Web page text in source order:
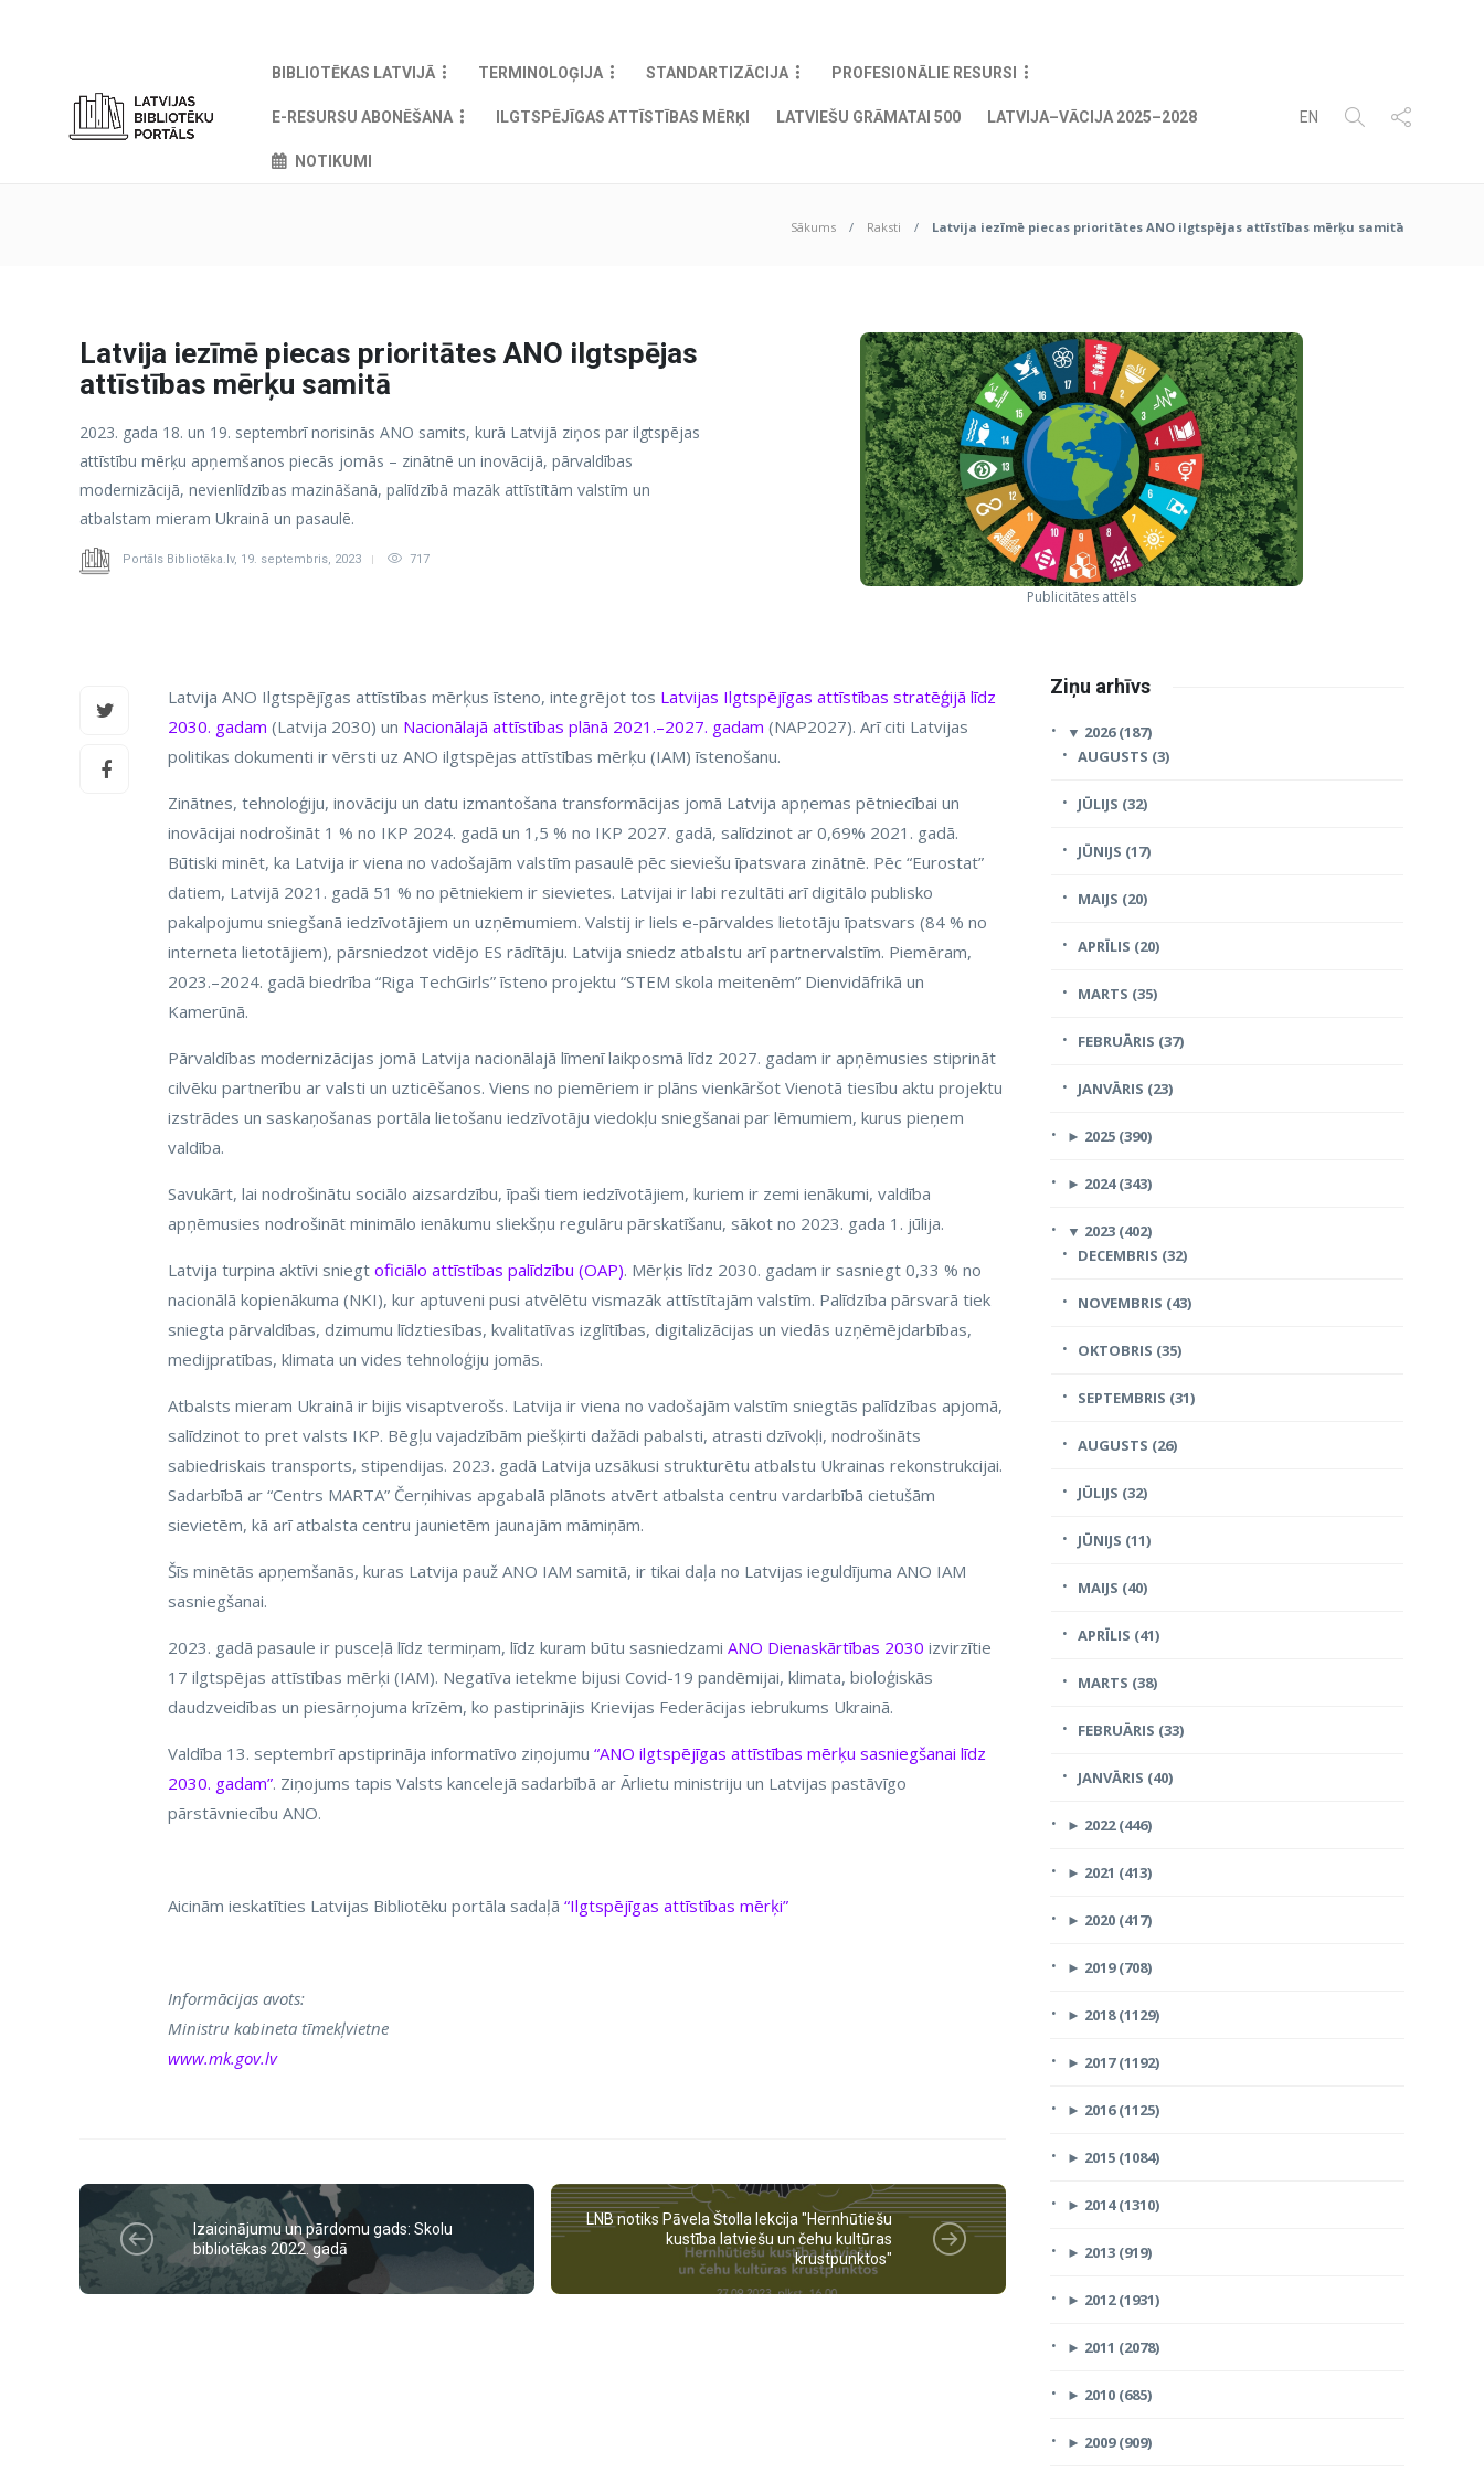
BIBLIOTĒKAS LATVIJĀ TERMINOLOĢIJA STANDARTIZĀCIJA PROFESIONĀLIE RESURSI
E-RESURSU ABONĒŠANA ILGTSPĒJĪGAS ATTĪSTĪBAS MĒRĶI LATVIEŠU GRĀMATAI 500 LATVIJA–VĀCIJA 2025–2028
NOTIKUMI
EN
Sākums Raksti Latvija iezīmē piecas prioritātes ANO ilgtspējas attīstības mērķu samitā
Latvija iezīmē piecas prioritātes ANO ilgtspējas
attīstības mērķu samitā
2023. gada 18. un 19. septembrī norisinās ANO samits, kurā Latvijā ziņos par ilgtspējas
attīstību mērķu apņemšanos piecās jomās – zinātnē un inovācijā, pārvaldības
modernizācijā, nevienlīdzības mazināšanā, palīdzībā mazāk attīstītām valstīm un
atbalstam mieram Ukrainā un pasaulē.
Portāls Bibliotēka.lv, 19. septembris, 2023 717
Publicitātes attēls
Latvija ANO Ilgtspējīgas attīstības mērķus īsteno, integrējot tos Latvijas Ilgtspējīgas attīstības stratēģijā līdz
2030. gadam (Latvija 2030) un Nacionālajā attīstības plānā 2021.–2027. gadam (NAP2027). Arī citi Latvijas
politikas dokumenti ir vērsti uz ANO ilgtspējas attīstības mērķu (IAM) īstenošanu.
Zinātnes, tehnoloģiju, inovāciju un datu izmantošana transformācijas jomā Latvija apņemas pētniecībai un
inovācijai nodrošināt 1 % no IKP 2024. gadā un 1,5 % no IKP 2027. gadā, salīdzinot ar 0,69% 2021. gadā.
Būtiski minēt, ka Latvija ir viena no vadošajām valstīm pasaulē pēc sieviešu īpatsvara zinātnē. Pēc “Eurostat”
datiem, Latvijā 2021. gadā 51 % no pētniekiem ir sievietes. Latvijai ir labi rezultāti arī digitālo publisko
pakalpojumu sniegšanā iedzīvotājiem un uzņēmumiem. Valstij ir liels e-pārvaldes lietotāju īpatsvars (84 % no
interneta lietotājiem), pārsniedzot vidējo ES rādītāju. Latvija sniedz atbalstu arī partnervalstīm. Piemēram,
2023.–2024. gadā biedrība “Riga TechGirls” īsteno projektu “STEM skola meitenēm” Dienvidāfrikā un
Kamerūnā.
Pārvaldības modernizācijas jomā Latvija nacionālajā līmenī laikposmā līdz 2027. gadam ir apņēmusies stiprināt
cilvēku partnerību ar valsti un uzticēšanos. Viens no piemēriem ir plāns vienkāršot Vienotā tiesību aktu projektu
izstrādes un saskaņošanas portāla lietošanu iedzīvotāju viedokļu sniegšanai par lēmumiem, kurus pieņem
valdība.
Savukārt, lai nodrošinātu sociālo aizsardzību, īpaši tiem iedzīvotājiem, kuriem ir zemi ienākumi, valdība
apņēmusies nodrošināt minimālo ienākumu sliekšņu regulāru pārskatīšanu, sākot no 2023. gada 1. jūlija.
Latvija turpina aktīvi sniegt oficiālo attīstības palīdzību (OAP). Mērķis līdz 2030. gadam ir sasniegt 0,33 % no
nacionālā kopienākuma (NKI), kur aptuveni pusi atvēlētu vismazāk attīstītajām valstīm. Palīdzība pārsvarā tiek
sniegta pārvaldības, dzimumu līdztiesības, kvalitatīvas izglītības, digitalizācijas un viedās uzņēmējdarbības,
medijpratības, klimata un vides tehnoloģiju jomās.
Atbalsts mieram Ukrainā ir bijis visaptverošs. Latvija ir viena no vadošajām valstīm sniegtās palīdzības apjomā,
salīdzinot to pret valsts IKP. Bēgļu vajadzībām piešķirti dažādi pabalsti, atrasti dzīvokļi, nodrošināts
sabiedriskais transports, stipendijas. 2023. gadā Latvija uzsākusi strukturētu atbalstu Ukrainas rekonstrukcijai.
Sadarbībā ar “Centrs MARTA” Čerņihivas apgabalā plānots atvērt atbalsta centru vardarbībā cietušām
sievietēm, kā arī atbalsta centru jaunietēm jaunajām māmiņām.
Šīs minētās apņemšanās, kuras Latvija pauž ANO IAM samitā, ir tikai daļa no Latvijas ieguldījuma ANO IAM
sasniegšanai.
2023. gadā pasaule ir pusceļā līdz termiņam, līdz kuram būtu sasniedzami ANO Dienaskārtības 2030 izvirzītie
17 ilgtspējas attīstības mērķi (IAM). Negatīva ietekme bijusi Covid-19 pandēmijai, klimata, bioloģiskās
daudzveidības un piesārņojuma krīzēm, ko pastiprinājis Krievijas Federācijas iebrukums Ukrainā.
Valdība 13. septembrī apstiprināja informatīvo ziņojumu “ANO ilgtspējīgas attīstības mērķu sasniegšanai līdz
2030. gadam”. Ziņojums tapis Valsts kancelejā sadarbībā ar Ārlietu ministriju un Latvijas pastāvīgo
pārstāvniecību ANO.
Aicinām ieskatīties Latvijas Bibliotēku portāla sadaļā “Ilgtspējīgas attīstības mērķi”
Informācijas avots:
Ministru kabineta tīmekļvietne
www.mk.gov.lv
Izaicinājumu un pārdomu gads: Skolu
bibliotēkas 2022. gadā
LNB notiks Pāvela Štolla lekcija "Hernhūtiešu
kustība latviešu un čehu kultūras
krustpunktos"
Ziņu arhīvs
▼ 2026 (187)
AUGUSTS (3)
JŪLIJS (32)
JŪNIJS (17)
MAIJS (20)
APRĪLIS (20)
MARTS (35)
FEBRUĀRIS (37)
JANVĀRIS (23)
► 2025 (390)
► 2024 (343)
▼ 2023 (402)
DECEMBRIS (32)
NOVEMBRIS (43)
OKTOBRIS (35)
SEPTEMBRIS (31)
AUGUSTS (26)
JŪLIJS (32)
JŪNIJS (11)
MAIJS (40)
APRĪLIS (41)
MARTS (38)
FEBRUĀRIS (33)
JANVĀRIS (40)
► 2022 (446)
► 2021 (413)
► 2020 (417)
► 2019 (708)
► 2018 (1129)
► 2017 (1192)
► 2016 (1125)
► 2015 (1084)
► 2014 (1310)
► 2013 (919)
► 2012 (1931)
► 2011 (2078)
► 2010 (685)
► 2009 (909)